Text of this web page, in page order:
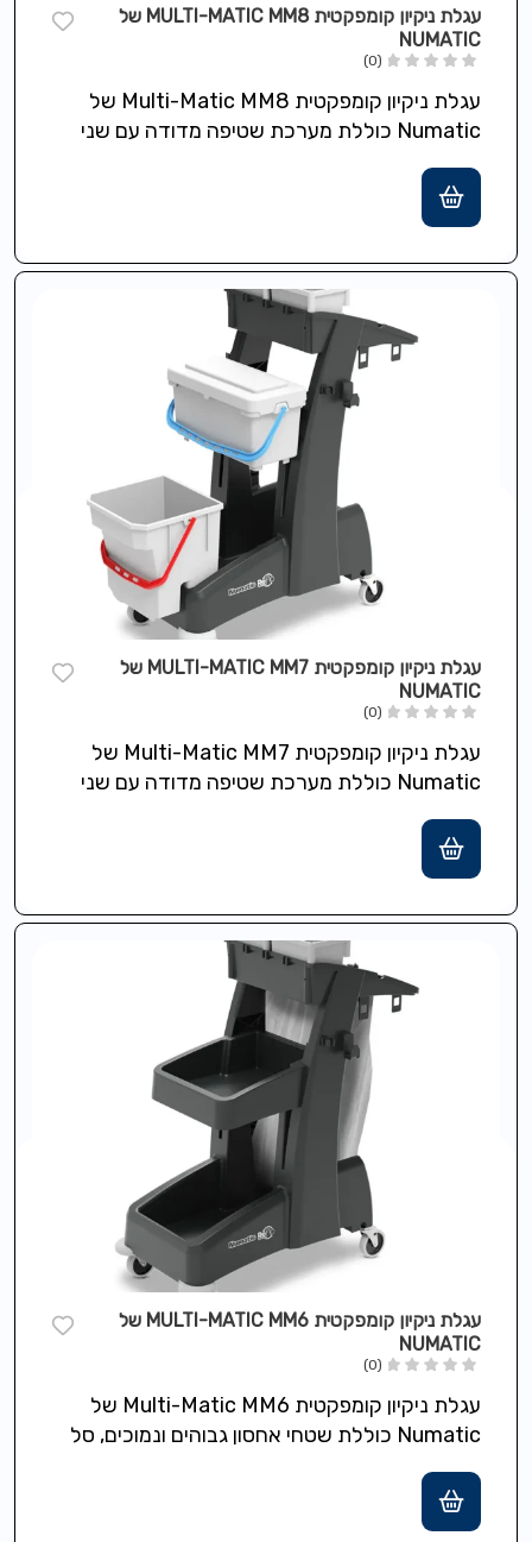
עגלת ניקיון קומפקטית MULTI-MATIC MM8 של
NUMATIC
(0)
עגלת ניקיון קומפקטית Multi-Matic MM8 של
Numatic כוללת מערכת שטיפה מדודה עם שני
עגלת ניקיון קומפקטית MULTI-MATIC MM7 של
NUMATIC
(0)
עגלת ניקיון קומפקטית Multi-Matic MM7 של
Numatic כוללת מערכת שטיפה מדודה עם שני
עגלת ניקיון קומפקטית MULTI-MATIC MM6 של
NUMATIC
(0)
עגלת ניקיון קומפקטית Multi-Matic MM6 של
Numatic כוללת שטחי אחסון גבוהים ונמוכים, סל